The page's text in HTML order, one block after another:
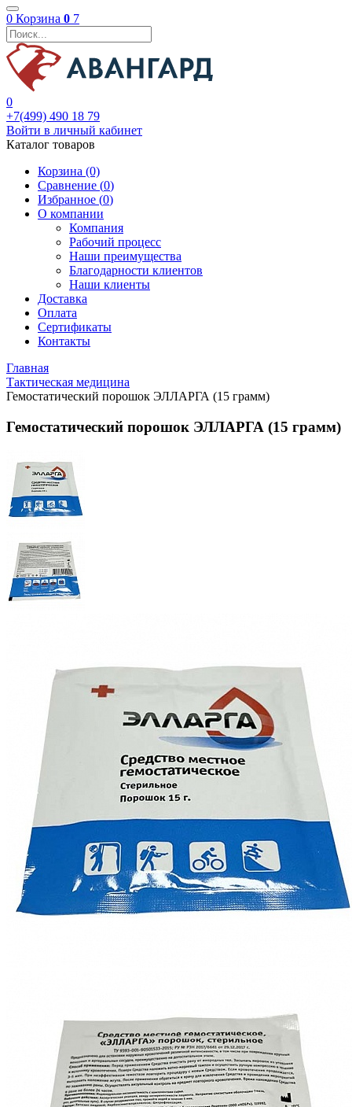
0 Корзина 0 7
0
+7(499) 490 18 79
Войти в личный кабинет
Каталог товаров
Корзина (0)
Сравнение (0)
Избранное (0)
О компании
Компания
Рабочий процесс
Наши преимущества
Благодарности клиентов
Наши клиенты
Доставка
Оплата
Сертификаты
Контакты
Главная
Тактическая медицина
Гемостатический порошок ЭЛЛАРГА (15 грамм)
Гемостатический порошок ЭЛЛАРГА (15 грамм)